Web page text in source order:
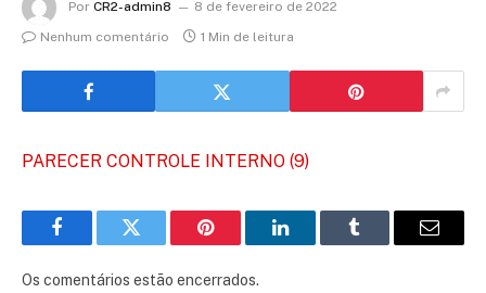
Por CR2-admin8
8 de fevereiro de 2022
Nenhum comentário
1 Min de leitura
PARECER CONTROLE INTERNO (9)
FacebookTwitter Pinterest LinkedInTumblr
E-
Os comentários estão encerrados.